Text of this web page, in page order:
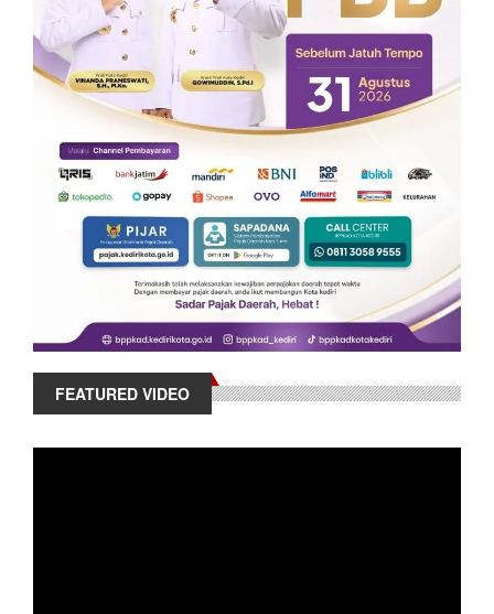
FEATURED VIDEO